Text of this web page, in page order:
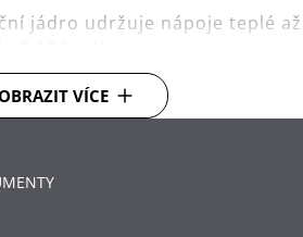
jádro udržuje nápoje teplé až
dobré utěsnění i na
umožňuje pít nápoj z
VÍCE